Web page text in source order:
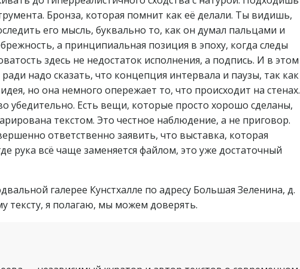
Бронза, которая помнит как её делали. Ты видишь,
его мысль, буквально то, как он думал пальцами и
а принципиальная позиция в эпоху, когда следы
здесь не недостаток исполнения, а подпись. И в этом
ради надо сказать, что концепция интервала и паузы, так как
но она немного опережает то, что происходит на стенах.
убедительно. Есть вещи, которые просто хорошо сделаны,
текстом. Это честное наблюдение, а не приговор.
ответственно заявить, что выставка, которая
рука всё чаще заменяется файлом, это уже достаточный
галерее Кунстхалле по адресу Большая Зеленина, д.
тексту, я полагаю, мы можем доверять.